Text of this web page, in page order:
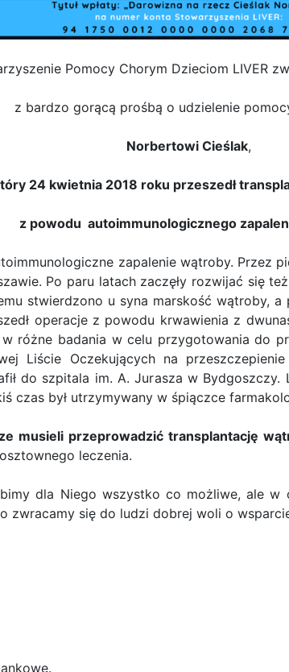
Pomocy Chorym Dzieciom LIVER
z bardzo gorącą prośbą o udzielenie
Norbertowi Cieślak,
24 kwietnia 2018 roku przeszedł
z powodu autoimmunologicznego
zapalenie wątroby. Przez
Po paru latach zaczęły rozwijać się
stwierdzono u syna marskość wątroby,
operacje z powodu krwawienia z
różne badania w celu przygotowania do
Liście Oczekujących na
do szpitala im. A. Jurasza w
czas był utrzymywany w śpiączce
musieli przeprowadzić transplantację
leczenia.
dla Niego wszystko co możliwe, ale
zwracamy się do ludzi dobrej woli o